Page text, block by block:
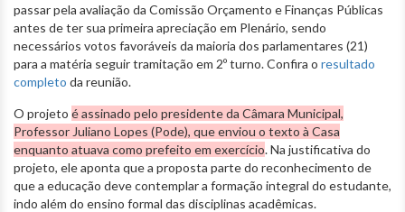
passar pela avaliação da Comissão Orçamento e Finanças Públicas
antes de ter sua primeira apreciação em Plenário, sendo
necessários votos favoráveis da maioria dos parlamentares (21)
para a matéria seguir tramitação em 2º turno. Confira o resultado
completo da reunião.
O projeto é assinado pelo presidente da Câmara Municipal,
Professor Juliano Lopes (Pode), que enviou o texto à Casa
enquanto atuava como prefeito em exercício. Na justificativa do
projeto, ele aponta que a proposta parte do reconhecimento de
que a educação deve contemplar a formação integral do estudante,
indo além do ensino formal das disciplinas acadêmicas.